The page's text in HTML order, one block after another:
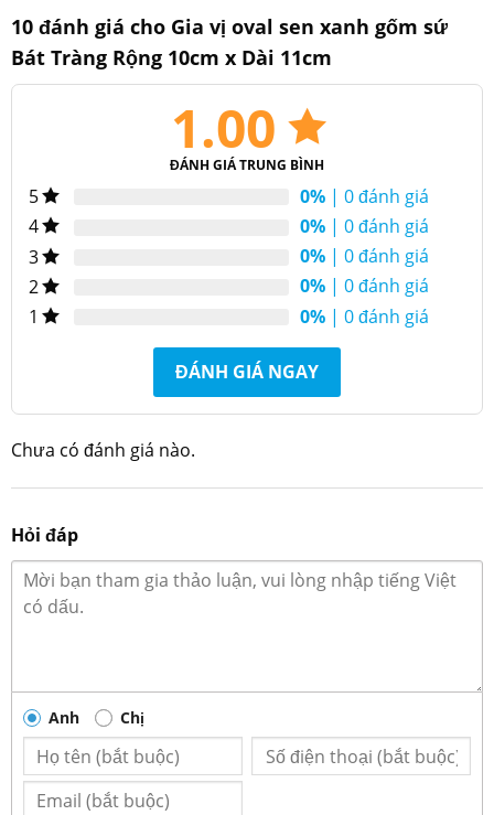
Thông số kỹ thuật sản phẩm
xanh gốm sứ Bát
Chiều
dài
Mã số 10cm
Chất
liệu
kỹ thuật
Đạt tiêu chuẩn
chất lượng
QCVN12-
4:2015/BYT
Trắng ngà In logo Theo yêu cầu
tiết
Hoa sen xanh Đặc tính
An toàn cho sức
khỏe, thân thiện
Bát Đĩa Việt – công ty chuyên cung cấp bát đĩa
10 đánh giá cho Gia vị oval sen xanh gốm sứ
Bát Tràng Rộng 10cm x Dài 11cm
1.00
ĐÁNH GIÁ TRUNG BÌNH
5 0% | 0 đánh giá
4
0% | 0 đánh giá
3
0% | 0 đánh giá
2
0% | 0 đánh giá
1
0% | 0 đánh giá
ĐÁNH GIÁ NGAY
Chưa có đánh giá nào.
Hỏi đáp
Anh Chị